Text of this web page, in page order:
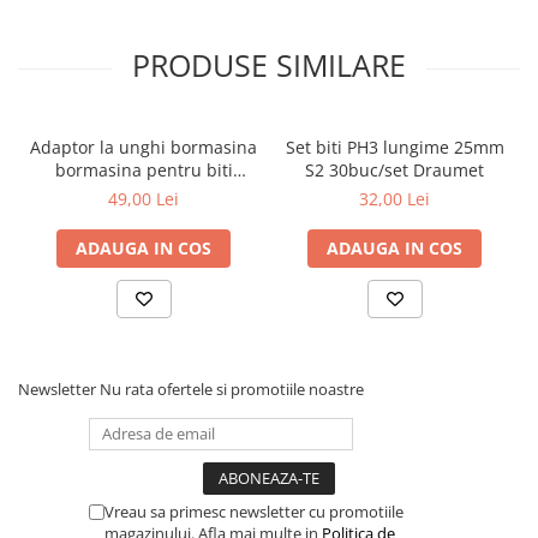
Lampi pe gaz, fludor
Ventuze
Gletiere, spacluri si mistrii
Alte gletiere
Gletiere din inox
Gletiere profesionale
Mistrii drepte si pentru colturi
Instrumente pentru scris si trasat
Creioane si creta
PRODUSE SIMILARE
Adaptor la unghi bormasina
bormasina pentru biti
Faster Tools
49,00 Lei
ADAUGA IN COS
Set biti PH3 lungime 25mm
S2 30buc/set Draumet
32,00 Lei
ADAUGA IN COS
Newsletter Nu rata ofertele si promotiile noastre
Vreau sa primesc newsletter cu promotiile
magazinului. Afla mai multe in Politica de